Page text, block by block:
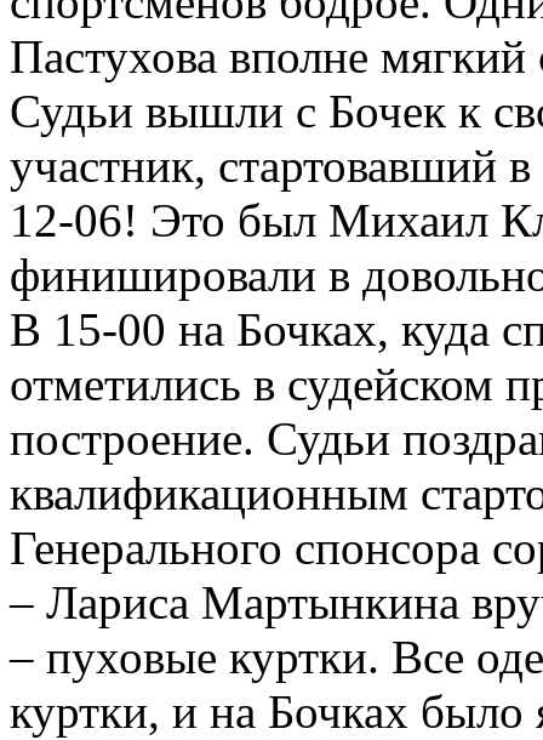
Пастухова вполне
Судьи вышли с Бочек к
участник, стартовавший
12-06! Это был Михаил
финишировали в
В 15-00 на Бочках, куда
отметились в судейском
построение. Судьи
квалификационным
Генерального спонсора
– Лариса Мартынкина
– пуховые куртки. Все
куртки, и на Бочках было